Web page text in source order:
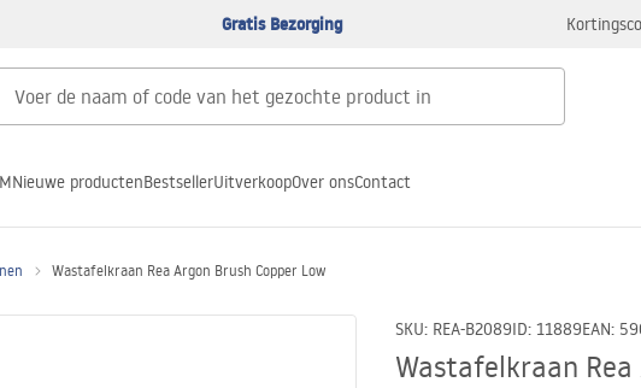
Gratis Bezorging
Nieuwe productenBestsellerUitverkoopOver onsContact
Wastafelkraan Rea Argon Brush Copper Low
SKU: REA-B2089ID: 11889EAN:
Wastafelkraan Rea